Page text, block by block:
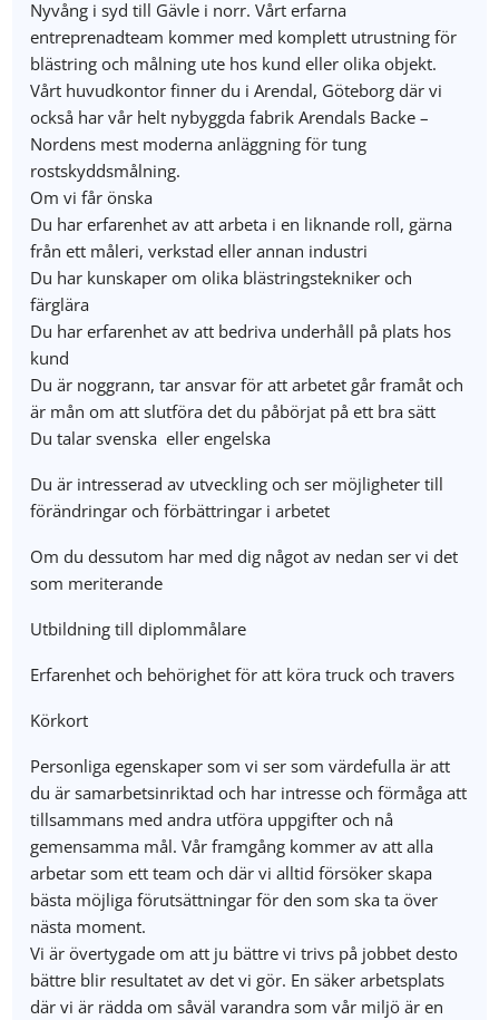
Nyvång i syd till Gävle i norr. Vårt erfarna
entreprenadteam kommer med komplett utrustning för
blästring och målning ute hos kund eller olika objekt.
Vårt huvudkontor finner du i Arendal, Göteborg där vi
också har vår helt nybyggda fabrik Arendals Backe –
Nordens mest moderna anläggning för tung
rostskyddsmålning.
Om vi får önska
Du har erfarenhet av att arbeta i en liknande roll, gärna
från ett måleri, verkstad eller annan industri
Du har kunskaper om olika blästringstekniker och
färglära
Du har erfarenhet av att bedriva underhåll på plats hos
kund
Du är noggrann, tar ansvar för att arbetet går framåt och
är mån om att slutföra det du påbörjat på ett bra sätt
Du talar svenska eller engelska
Du är intresserad av utveckling och ser möjligheter till
förändringar och förbättringar i arbetet
Om du dessutom har med dig något av nedan ser vi det
som meriterande
Utbildning till diplommålare
Erfarenhet och behörighet för att köra truck och travers
Körkort
Personliga egenskaper som vi ser som värdefulla är att
du är samarbetsinriktad och har intresse och förmåga att
tillsammans med andra utföra uppgifter och nå
gemensamma mål. Vår framgång kommer av att alla
arbetar som ett team och där vi alltid försöker skapa
bästa möjliga förutsättningar för den som ska ta över
nästa moment.
Vi är övertygade om att ju bättre vi trivs på jobbet desto
bättre blir resultatet av det vi gör. En säker arbetsplats
där vi är rädda om såväl varandra som vår miljö är en